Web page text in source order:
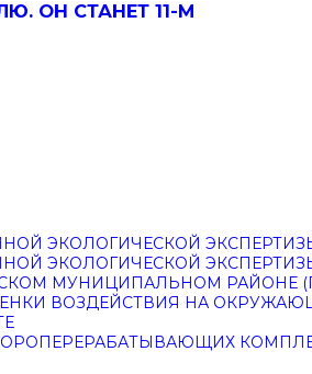
ОН СТАНЕТ 11-М
ЭКОЛОГИЧЕСКОЙ
ЭКОЛОГИЧЕСКОЙ
МУНИЦИПАЛЬНОМ РАЙОНЕ
ВОЗДЕЙСТВИЯ НА